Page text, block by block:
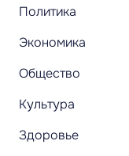
Политика
Экономика
Общество
Культура
Здоровье